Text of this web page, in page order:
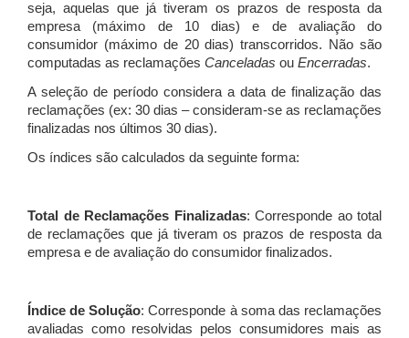
seja, aquelas que já tiveram os prazos de resposta da
empresa (máximo de 10 dias) e de avaliação do
consumidor (máximo de 20 dias) transcorridos. Não são
computadas as reclamações Canceladas ou Encerradas.
A seleção de período considera a data de finalização das
reclamações (ex: 30 dias – consideram-se as reclamações
finalizadas nos últimos 30 dias).
Os índices são calculados da seguinte forma:
Total de Reclamações Finalizadas: Corresponde ao total
de reclamações que já tiveram os prazos de resposta da
empresa e de avaliação do consumidor finalizados.
Índice de Solução: Corresponde à soma das reclamações
avaliadas como resolvidas pelos consumidores mais as